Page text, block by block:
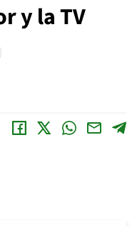
y la TV